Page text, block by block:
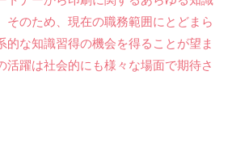
そのため、現在の職務範囲にとどまら
的な知識習得の機会を得ることが望ま
活躍は社会的にも様々な場面で期待さ